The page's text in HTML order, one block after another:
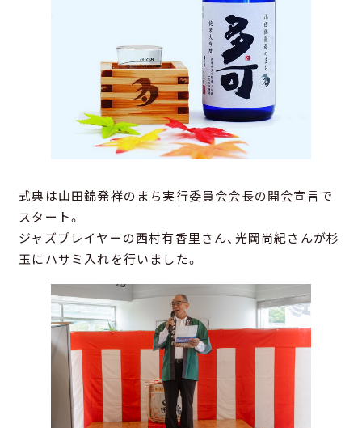
式典は山田錦発祥のまち実行委員会会長の開会宣言で
スタート。
ジャズプレイヤーの西村有香里さん、光岡尚紀さんが杉
玉にハサミ入れを行いました。